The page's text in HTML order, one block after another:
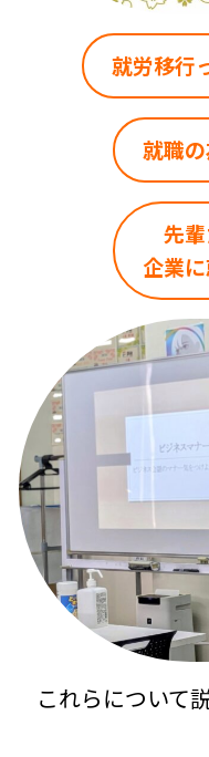
就労移行
就職
先
企業
これらについて